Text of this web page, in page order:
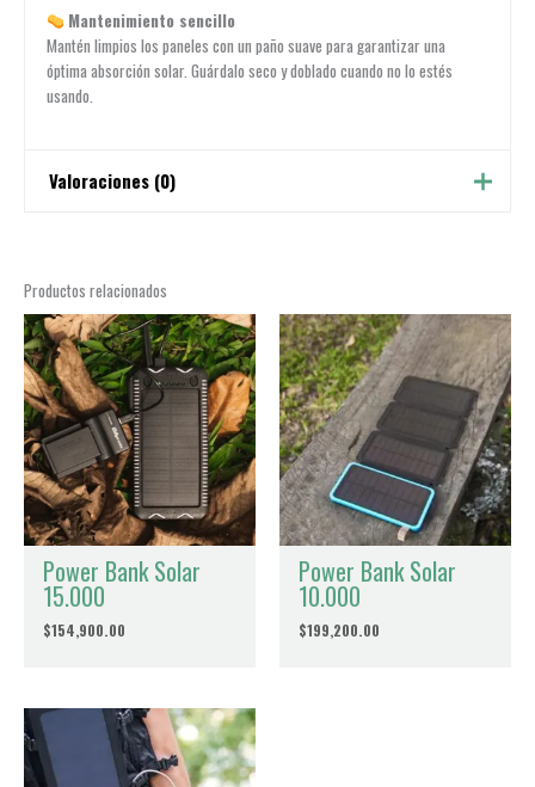
Mantenimiento sencillo
Mantén limpios los paneles con un paño suave para garantizar una
óptima absorción solar. Guárdalo seco y doblado cuando no lo estés
usando.
Valoraciones (0)
Sé el primero en valorar “Cargador Panel
ARKO”
Tu dirección de correo electrónico no será publicada. Los
campos obligatorios están marcados con*
Tu puntuación
Tu valoración
Nombre
Correo electrónico*
Productos relacionados
Power Bank Solar
15.000
$154,900.00
Power Bank Solar
10.000
$199,200.00